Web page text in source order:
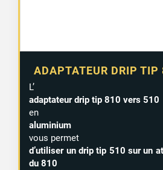
ADAPTATEUR DRIP TIP
L’
adaptateur drip tip 810 vers 510
en
aluminium
vous permet
d’utiliser un drip tip 510 sur un
du 810